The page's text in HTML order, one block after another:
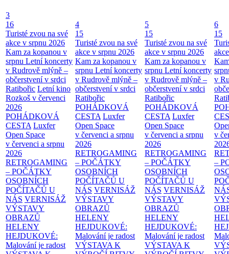
3
16
Turisté zvou na své
akce v srpnu 2026
Kam za kopanou v
srpnu Letní koncerty
v Rudrově mlýně –
občerstvení v srdci
Ratibořic Letní kino
Rozkoš v červenci
2026
POHÁDKOVÁ
CESTA Luxfer
Open Space
v červenci a srpnu
2026
RETROGAMING
– POČÁTKY
OSOBNÍCH
POČÍTAČŮ U
NÁS VERNISÁŽ
VÝSTAVY
OBRAZŮ
HELENY
HEJDUKOVÉ:
Malování je radost
4
15
Turisté zvou na své
akce v srpnu 2026
Kam za kopanou v
srpnu Letní koncerty
v Rudrově mlýně –
občerstvení v srdci
Ratibořic
POHÁDKOVÁ
CESTA Luxfer
Open Space
v červenci a srpnu
2026
RETROGAMING
– POČÁTKY
OSOBNÍCH
POČÍTAČŮ U
NÁS VERNISÁŽ
VÝSTAVY
OBRAZŮ
HELENY
HEJDUKOVÉ:
Malování je radost
VÝSTAVA K
5
15
Turisté zvou na své
akce v srpnu 2026
Kam za kopanou v
srpnu Letní koncerty
v Rudrově mlýně –
občerstvení v srdci
Ratibořic
POHÁDKOVÁ
CESTA Luxfer
Open Space
v červenci a srpnu
2026
RETROGAMING
– POČÁTKY
OSOBNÍCH
POČÍTAČŮ U
NÁS VERNISÁŽ
VÝSTAVY
OBRAZŮ
HELENY
HEJDUKOVÉ:
Malování je radost
VÝSTAVA K
6
15
v
v
–